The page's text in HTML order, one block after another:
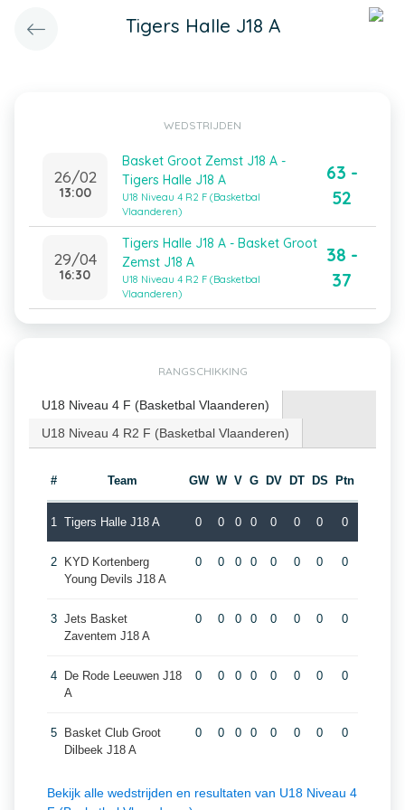
Tigers Halle J18 A
WEDSTRIJDEN
26/02
13:00
Basket Groot Zemst J18 A -
Tigers Halle J18 A
U18 Niveau 4 R2 F (Basketbal
Vlaanderen)
63 -
52
29/04
16:30
Tigers Halle J18 A - Basket Groot
Zemst J18 A
U18 Niveau 4 R2 F (Basketbal
Vlaanderen)
38 -
37
RANGSCHIKKING
U18 Niveau 4 F (Basketbal Vlaanderen)
U18 Niveau 4 R2 F (Basketbal Vlaanderen)
# Team GW W V G DV DT DS Ptn
1 Tigers Halle J18 A 0 0 0 0 0 0 0 0
2
KYD Kortenberg
Young Devils J18 A
0 0 0 0 0 0 0 0
3 Jets Basket
Zaventem J18 A
0 0 0 0 0 0 0 0
4
De Rode Leeuwen J18
A
0 0 0 0 0 0 0 0
5
Basket Club Groot
Dilbeek J18 A
0 0 0 0 0 0 0 0
Bekijk alle wedstrijden en resultaten van U18 Niveau 4